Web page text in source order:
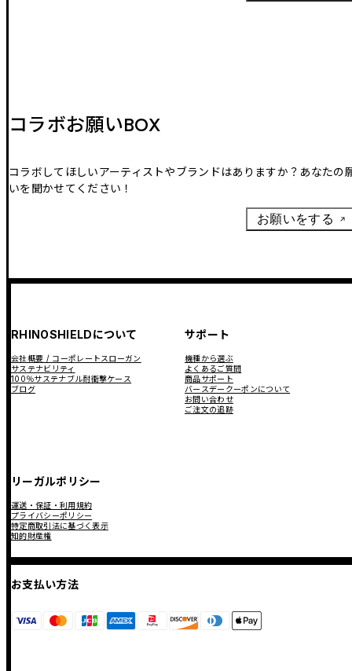
コラボお願いBOX
コラボしてほしいアーティストやブランドはありますか？あなたの
いを聞かせてください！
お願いをする
RHINOSHIELDについて
会社概要 / コーポレートスローガン
サステナビリティ
100％サステナブル耐衝撃ケース
ブログ
サポート
機種から選ぶ
よくあるご質問
商品サポート
バースデークーポンについて
お問い合わせ
ご注文の追跡
リーガルポリシー
運送・保証・利用規約
プライバシーポリシー
特定商取引法に基づく表示
知的財産権
お支払い方法